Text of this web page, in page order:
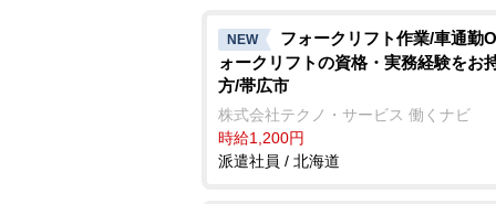
NEW
フォークリフト作業/車通勤
ォークリフトの資格・実務経験をお
方/帯広市
株式会社テクノ・サービス 働くナビ
時給1,200円
派遣社員 / 北海道